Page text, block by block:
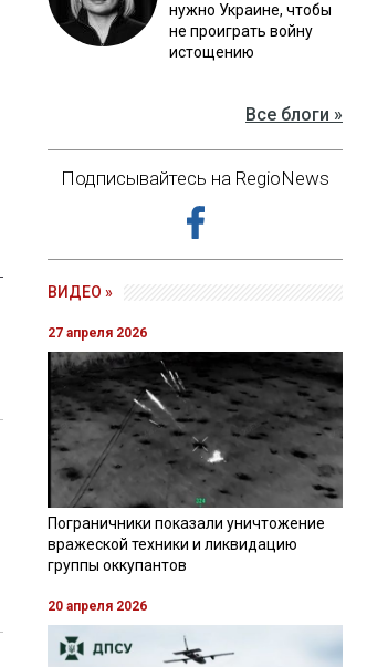
нужно Украине, чтобы
не проиграть войну
истощению
Все блоги »
Подписывайтесь на RegioNews
ВИДЕО »
27 апреля 2026
Пограничники показали уничтожение
вражеской техники и ликвидацию
группы оккупантов
20 апреля 2026